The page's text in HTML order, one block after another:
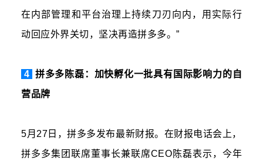
在内部管理和平台治理上持续刀刃向内，用实际行
动回应外界关切，坚决再造拼多多。”
4 拼多多陈磊：加快孵化一批具有国际影响力的自
营品牌
5月27日，拼多多发布最新财报。在财报电话会上，
拼多多集团联席董事长兼联席CEO陈磊表示，今年